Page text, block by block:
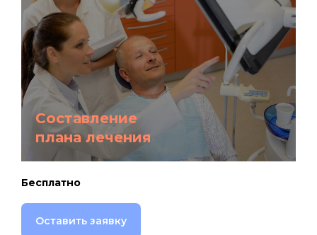
Составление
плана лечения
Бесплатно
Оставить заявку